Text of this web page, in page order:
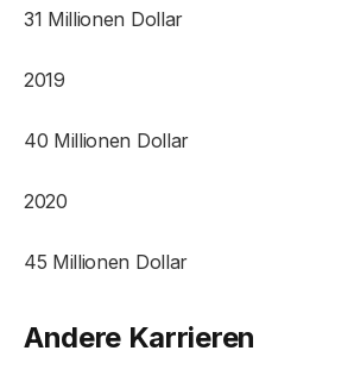
31 Millionen Dollar
2019
40 Millionen Dollar
2020
45 Millionen Dollar
Andere Karrieren